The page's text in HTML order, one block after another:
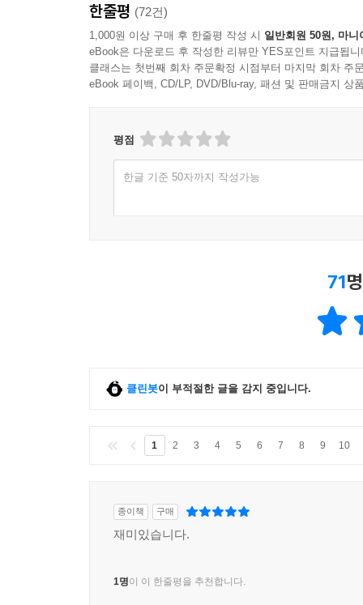
한줄평 (72건)
1,000원 이상 구매 후 한줄평 작성 시 일반회원 50원, 마니
eBook은 다운로드 후 작성한 리뷰만 YES포인트 지급됩니
클래스는 첫번째 회차 주문확정 시점부터 마지막 회차 주
eBook 페이백, CD/LP, DVD/Blu-ray, 패션 및 판매금지 상
평점
한글 기준 50자까지 작성가능
71
클린봇이 부적절한 글을 감지 중입니다.
1 2 3 4 5 6 7 8 9 10
종이책 구매
재미있습니다.
1명이 이 한줄평을 추천합니다.